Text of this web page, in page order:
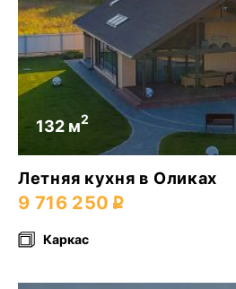
132 м2
Летняя кухня в Оликах
9 716 250
Каркас